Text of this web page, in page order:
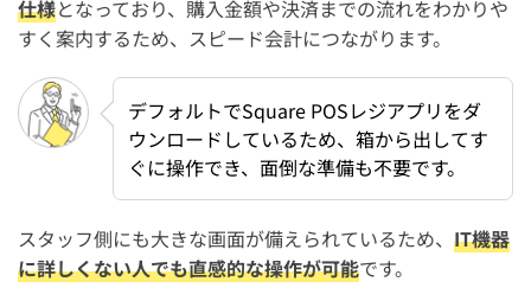
仕様となっており、購入金額や決済までの流れをわかりや
すく案内するため、スピード会計につながります。
デフォルトでSquare POSレジアプリをダ
ウンロードしているため、箱から出してす
ぐに操作でき、面倒な準備も不要です。
スタッフ側にも大きな画面が備えられているため、 IT機器
に詳しくない人でも直感的な操作が可能です。